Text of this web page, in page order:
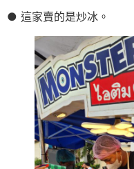
● 這家賣的是炒冰。